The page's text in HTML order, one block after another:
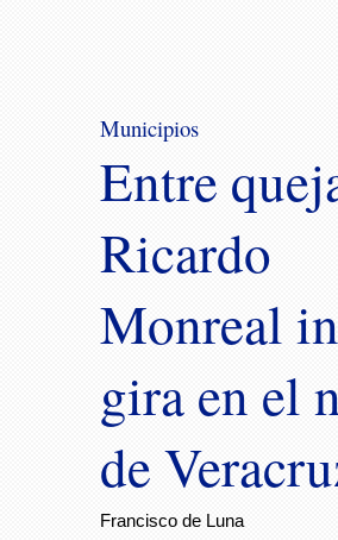
Municipios
Entre
Ricardo
Monreal
gira en el
de
Francisco de Luna